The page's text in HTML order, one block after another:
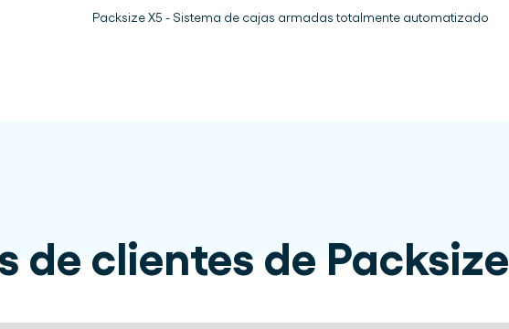
Packsize X5 - Sistema de cajas armadas totalmente automatizado
de clientes de Packsize